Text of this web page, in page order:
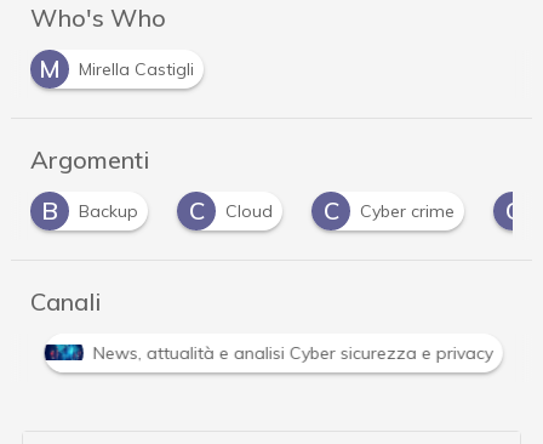
Who's Who
M
Mirella Castigli
Argomenti
C
Cloud C Cyber crime C cyber risk
Canali
Attacchi hacker e Malware: le ultime news in tempo